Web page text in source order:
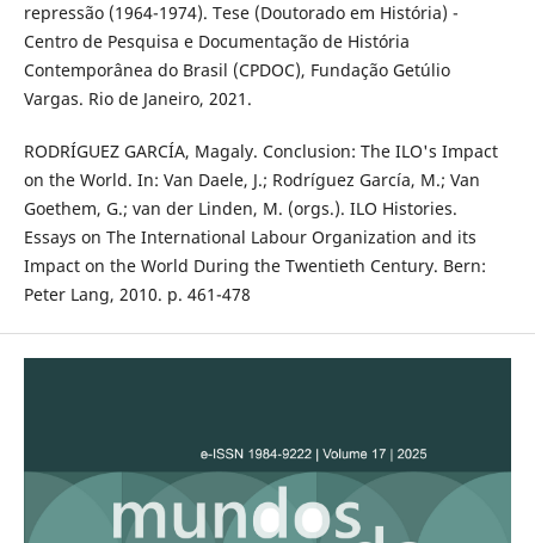
repressão (1964-1974). Tese (Doutorado em História) -
Centro de Pesquisa e Documentação de História
Contemporânea do Brasil (CPDOC), Fundação Getúlio
Vargas. Rio de Janeiro, 2021.
RODRÍGUEZ GARCÍA, Magaly. Conclusion: The ILO's Impact
on the World. In: Van Daele, J.; Rodríguez García, M.; Van
Goethem, G.; van der Linden, M. (orgs.). ILO Histories.
Essays on The International Labour Organization and its
Impact on the World During the Twentieth Century. Bern:
Peter Lang, 2010. p. 461-478